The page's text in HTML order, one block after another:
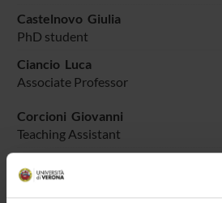
Castelnovo Giulia
PhD student
Ciancio Luca
Associate Professor
Corcioni Giovanni
Teaching Assistant
Associate Professor